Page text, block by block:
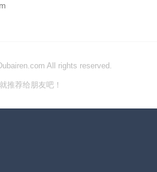
All rights reserved.
推荐给朋友吧！